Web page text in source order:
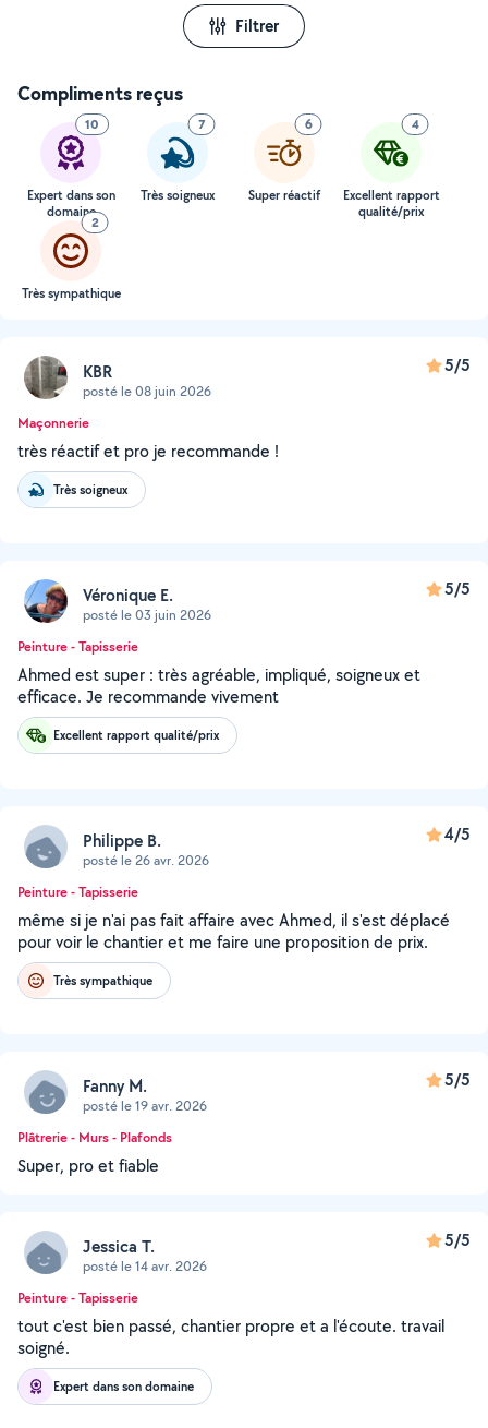
Filtrer
Compliments reçus
10
Expert dans son
domaine
7
Très soigneux
6
Super réactif
4
Excellent rapport
qualité/prix
2
Très sympathique
KBR
posté le 08 juin 2026
5/5
Maçonnerie
très réactif et pro je recommande !
Très soigneux
Véronique E.
posté le 03 juin 2026
5/5
Peinture - Tapisserie
Ahmed est super : très agréable, impliqué, soigneux et
efficace. Je recommande vivement
Excellent rapport qualité/prix
Philippe B.
posté le 26 avr. 2026
4/5
Peinture - Tapisserie
même si je n'ai pas fait affaire avec Ahmed, il s'est déplacé
pour voir le chantier et me faire une proposition de prix.
Très sympathique
Fanny M.
posté le 19 avr. 2026
5/5
Plâtrerie - Murs - Plafonds
Super, pro et fiable
Jessica T.
posté le 14 avr. 2026
5/5
Peinture - Tapisserie
tout c'est bien passé, chantier propre et a l'écoute. travail
soigné.
Expert dans son domaine